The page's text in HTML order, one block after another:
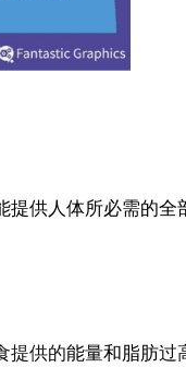
供人体所必需的全
提供的能量和脂肪过